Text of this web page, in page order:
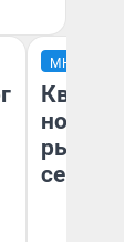
МНЕНИЕ
но
рынок